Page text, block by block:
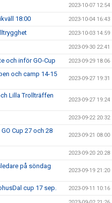
2023-10-07 12:54
18:00 2023-10-04 16:43
2023-10-03 14:59
2023-09-30 22:41
och inför GO-Cup 2023-09-29 18:06
och camp 14-15
2023-09-27 19:31
Lilla Trollträffen
2023-09-27 19:24
2023-09-22 20:32
Cup 27 och 28
2023-09-21 08:00
2023-09-20 20:28
på söndag
2023-09-19 21:20
cup 17 sep. 2023-09-11 10:16